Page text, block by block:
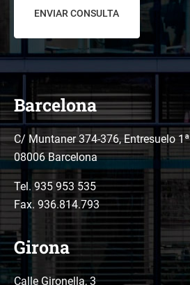
Barcelona
C/ Muntaner 374-376, Entresuelo 1ª
08006 Barcelona
Tel. 935 953 535
Fax. 936.814.793
Girona
Calle Gironella, 3